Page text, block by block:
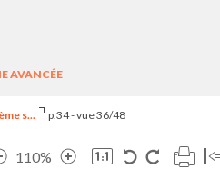
AVANCÉE
s... p.34 - vue 36/48
110%